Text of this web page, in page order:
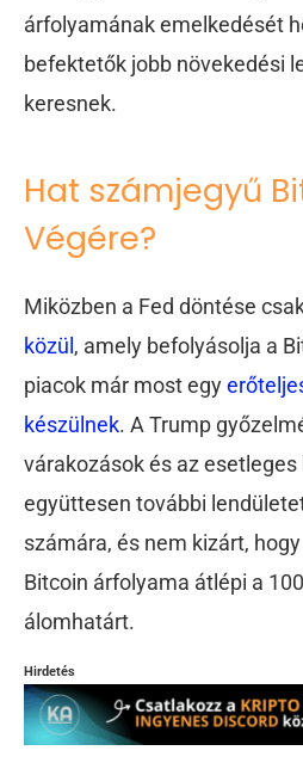
árfolyamának emelkedését
befektetők jobb növekedési
keresnek.
Hat számjegyű
Végére?
Miközben a Fed döntése
közül, amely befolyásolja a
piacok már most egy
készülnek. A Trump
várakozások és az
együttesen további
számára, és nem kizárt,
Bitcoin árfolyama átlépi a
álomhatárt.
Hirdetés